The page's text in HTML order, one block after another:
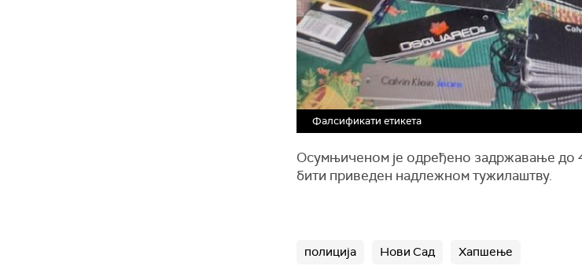
Фалсификати етикета
Осумњиченом је одређено задржавање до
бити приведен надлежном тужилаштву.
полиција Нови Сад Хапшење